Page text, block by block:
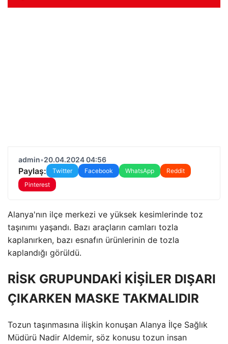
admin•20.04.2024 04:56
Paylaş: Twitter Facebook WhatsApp
Reddit
Pinterest
Alanya'nın ilçe merkezi ve yüksek kesimlerinde toz
taşınımı yaşandı. Bazı araçların camları tozla
kaplanırken, bazı esnafın ürünlerinin de tozla
kaplandığı görüldü.
RİSK GRUPUNDAKİ KİŞİLER DIŞARI
ÇIKARKEN MASKE TAKMALIDIR
Tozun taşınmasına ilişkin konuşan Alanya İlçe Sağlık
Müdürü Nadir Aldemir, söz konusu tozun insan